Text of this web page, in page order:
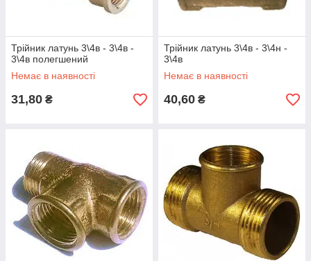
Трійник латунь 3\4в - 3\4в -
3\4в полегшений
Немає в наявності
31,80 ₴
Трійник латунь 3\4в - 3\4н -
3\4в
Немає в наявності
40,60 ₴